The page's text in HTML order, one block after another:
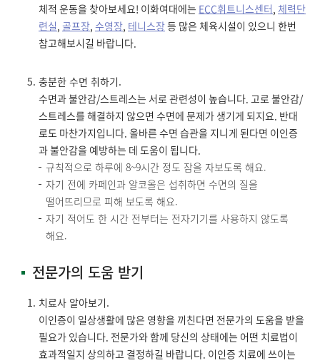
체적 운동을 찾아보세요! 이화여대에는 ECC휘트니스센터, 체력단
련실, 골프장, 수영장, 테니스장등 많은 체육시설이 있으니 한번
참고해보시길 바랍니다.
충분한 수면 취하기.
수면과 불안감/스트레스는 서로 관련성이 높습니다. 고로 불안감/
스트레스를 해결하지 않으면 수면에 문제가 생기게 되지요. 반대
로도 마찬가지입니다. 올바른 수면 습관을 지니게 된다면 이인증
과 불안감을 예방하는 데 도움이 됩니다.
규칙적으로 하루에 8~9시간 정도 잠을 자보도록 해요.
자기 전에 카페인과 알코올은 섭취하면 수면의 질을
떨어뜨리므로 피해 보도록 해요.
자기 적어도 한 시간 전부터는 전자기기를 사용하지 않도록
해요.
전문가의 도움 받기
치료사 알아보기.
이인증이 일상생활에 많은 영향을 끼친다면 전문가의 도움을 받을
필요가 있습니다. 전문가와 함께 당신의 상태에는 어떤 치료법이
효과적일지 상의하고 결정하길 바랍니다. 이인증 치료에 쓰이는